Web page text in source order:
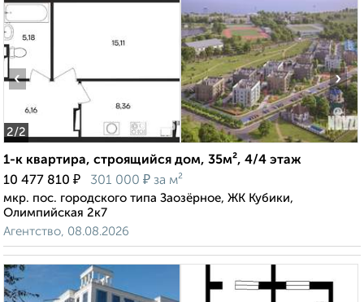
2/2
‹ ›
1-к квартира, строящийся дом, 35м², 4/4 этаж
10 477 810 ₽ 301 000 ₽ за м²
мкр. пос. городского типа Заозёрное, ЖК Кубики,
Олимпийская 2к7
Агентство, 08.08.2026